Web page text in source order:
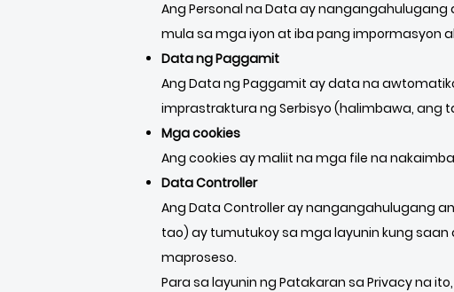
Ang Personal na Data ay
mula sa mga iyon at iba pang impormasyon
Data ng Paggamit
Ang Data ng Paggamit ay data na
imprastraktura ng Serbisyo (halimbawa, ang
Mga cookies
Ang cookies ay maliit na mga file na
Data Controller
Ang Data Controller ay nangangahulugang
tao) ay tumutukoy sa mga layunin kung
maproseso.
Para sa layunin ng Patakaran sa Privacy na